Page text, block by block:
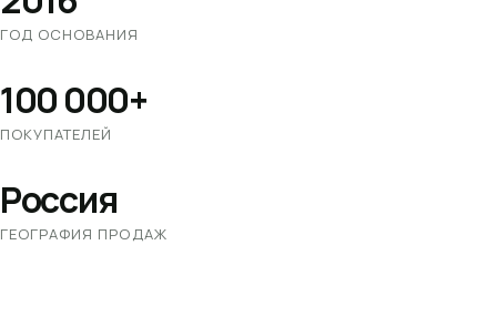
ГОД ОСНОВАНИЯ
100 000+
ПОКУПАТЕЛЕЙ
Россия
ГЕОГРАФИЯ ПРОДАЖ